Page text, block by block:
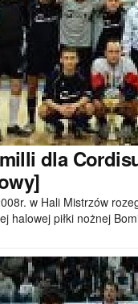
dla
w Hali Mistrzów
halowej piłki nożnej